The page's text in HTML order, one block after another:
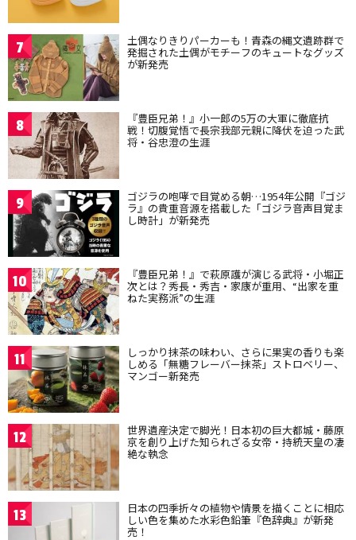
7 土偶なりきりパーカーも！青森の縄文遺跡群で
発掘された土偶がモチーフのキュートなグッズ
が新発売
8 『豊臣兄弟！』小一郎の5万の大軍に徹底抗
戦！切腹覚悟で長宗我部元親に降伏を迫った武
将・谷忠澄の生涯
9 ゴジラの咆哮で目覚める朝…1954年公開『ゴジ
ラ』の貴重音源を搭載した「ゴジラ音声目覚ま
し時計」が新発売
10 『豊臣兄弟！』で萩原護が演じる武将・小堀正
次とは？秀長・秀吉・家康が重用、“出家を重
ねた実務派”の生涯
11 しっかり抹茶の味わい、さらに果実の香りも楽
しめる「無糖フレーバー抹茶」ストロベリー、
マンゴー新発売
12 世界遺産決定で脚光！日本初の巨大都城・藤原
京を創り上げた知られざる女帝・持統天皇の凄
絶な執念
13 日本の四季折々の植物や情景を描くことに相応
しい色を集めた水彩色鉛筆『色辞典』が新発
売！